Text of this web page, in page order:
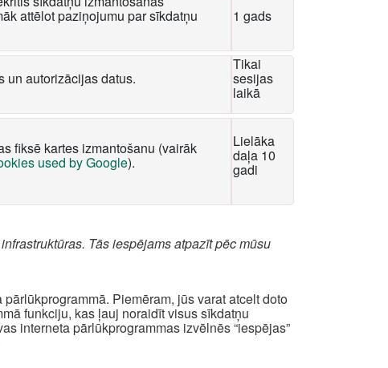
attēlot paziņojumu par sīkdatņu 1 gads
un autorizācijas datus.
Tikai
sesijas
laikā
fiksē kartes izmantošanu (vairāk
used by Google).
Lielāka
daļa 10
gadi
Tās iespējams atpazīt pēc mūsu
Piemēram, jūs varat atcelt doto
funkciju, kas ļauj noraidīt visus sīkdatņu
interneta pārlūkprogrammas izvēlnēs “iespējas”